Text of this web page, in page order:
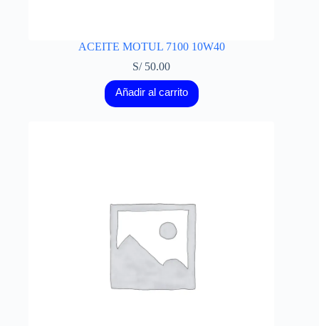
ACEITE MOTUL 7100 10W40
S/50.00
Añadir al carrito